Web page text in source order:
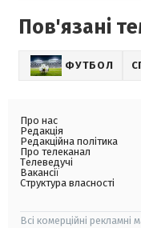
Пов'язані
ФУТБОЛ
Про нас
Редакція
Редакційна політика
Про телеканал
Телеведучі
Вакансії
Структура власності
Всі комерційні рекламні